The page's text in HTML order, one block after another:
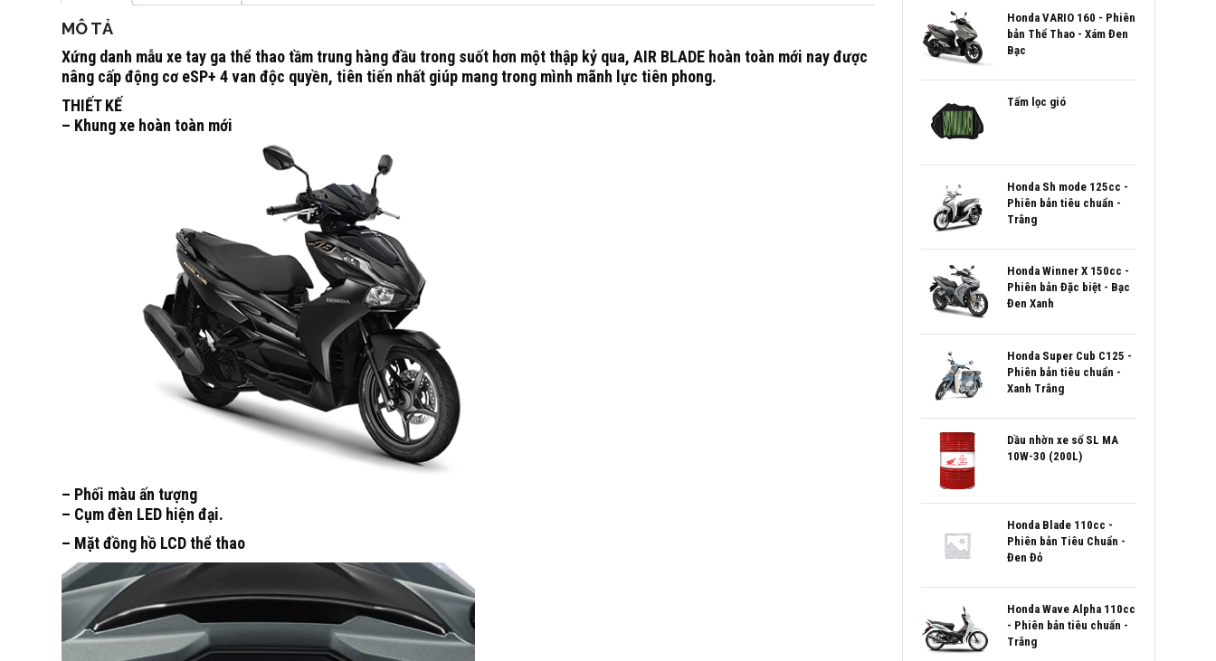
MÔ TẢ
Xứng danh mẫu xe tay ga thể thao tầm trung hàng đầu trong suốt hơn một thập kỷ qua, AIR BLADE hoàn toàn mới nay được
nâng cấp động cơ eSP+ 4 van độc quyền, tiên tiến nhất giúp mang trong mình mãnh lực tiên phong.
THIẾT KẾ
– Khung xe hoàn toàn mới
– Phối màu ấn tượng
– Cụm đèn LED hiện đại.
– Mặt đồng hồ LCD thể thao
Honda VARIO 160 - Phiên
bản Thể Thao - Xám Đen
Bạc
Tấm lọc gió
Honda Sh mode 125cc -
Phiên bản tiêu chuẩn -
Trắng
Honda Winner X 150cc -
Phiên bản Đặc biệt - Bạc
Đen Xanh
Honda Super Cub C125 -
Phiên bản tiêu chuẩn -
Xanh Trắng
Dầu nhờn xe số SL MA
10W-30 (200L)
Honda Blade 110cc -
Phiên bản Tiêu Chuẩn -
Đen Đỏ
Honda Wave Alpha 110cc
- Phiên bản tiêu chuẩn -
Trắng